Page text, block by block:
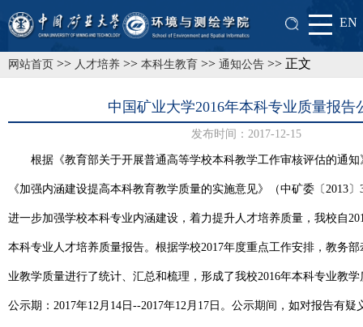
EN
网站首页 >> 人才培养 >> 本科生教育 >> 通知公告 >> 正文
中国矿业大学2016年本科专业质量报告
发布时间：2017-12-15
根据《教育部关于开展普通高等学校本科教学工作审核评估的通知
《加强内涵建设提高本科教育教学质量的实施意见》（中矿委〔 2013 〕
进一步加强学校本科专业内涵建设，着力提升人才培养质量，我校自
本科专业人才培养质量报告。根据学校2017年度重点工作安排，教务部
业教学质量进行了统计、汇总和梳理，形成了我校2016年本科专业教
公示期： 2017年12 月 14 日 --2017年12 月 17 日。公示期间，如对报告有疑